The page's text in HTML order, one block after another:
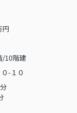
円
/10階建
-１０